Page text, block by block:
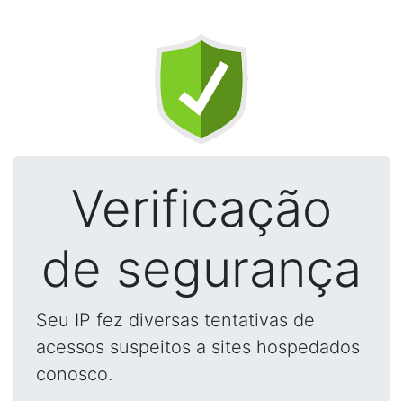
Verificação
de segurança
Seu IP fez diversas tentativas de
acessos suspeitos a sites hospedados
conosco.